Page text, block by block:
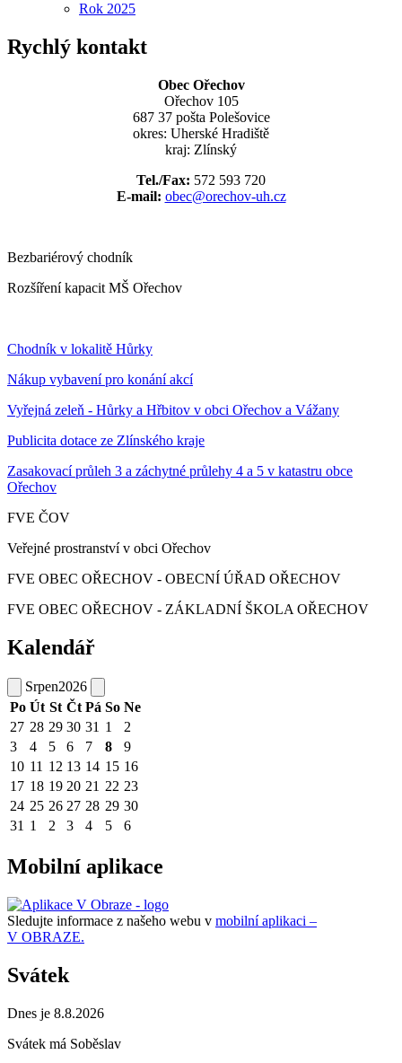
Rok 2025
Rychlý kontakt
Obec Ořechov
Ořechov 105
687 37 pošta Polešovice
okres: Uherské Hradiště
kraj: Zlínský
Tel./Fax: 572 593 720
E-mail: obec@orechov-uh.cz
Bezbariérový chodník
Rozšíření kapacit MŠ Ořechov
Chodník v lokalitě Hůrky
Nákup vybavení pro konání akcí
Vyřejná zeleň - Hůrky a Hřbitov v obci Ořechov a Vážany
Publicita dotace ze Zlínského kraje
Zasakovací průleh 3 a záchytné průlehy 4 a 5 v katastru obce
Ořechov
FVE ČOV
Veřejné prostranství v obci Ořechov
FVE OBEC OŘECHOV - OBECNÍ ÚŘAD OŘECHOV
FVE OBEC OŘECHOV - ZÁKLADNÍ ŠKOLA OŘECHOV
Kalendář
Srpen2026
Po Út St Čt Pá So Ne
27 28 29 30 31 1
2
3
4 5 6 7 8
9
10 11 12 13 14 15 16
17 18 19 20 21 22 23
24 25 26 27 28 29 30
31 1 2 3 4 5 6
Mobilní aplikace
Sledujte informace z našeho webu v mobilní aplikaci –
V OBRAZE.
Svátek
Dnes je 8.8.2026
Svátek má Soběslav